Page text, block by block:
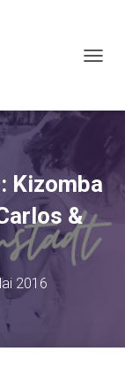
Kizomba
&
2016